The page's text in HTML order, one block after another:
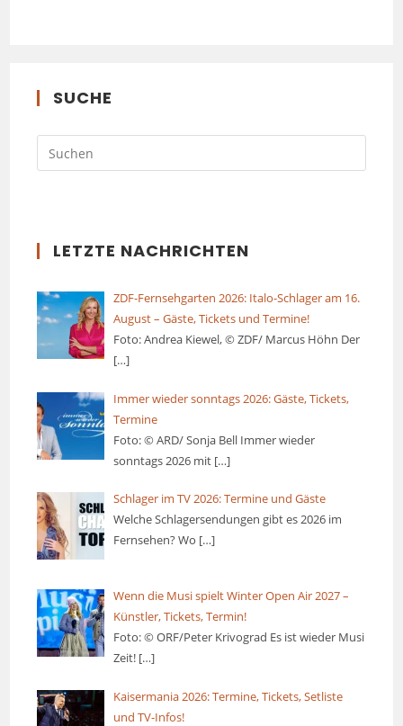
SUCHE
LETZTE NACHRICHTEN
ZDF-Fernsehgarten 2026: Italo-Schlager am 16.
August – Gäste, Tickets und Termine!
Foto: Andrea Kiewel, © ZDF/ Marcus Höhn Der
[…]
Immer wieder sonntags 2026: Gäste, Tickets,
Termine
Foto: © ARD/ Sonja Bell Immer wieder
sonntags 2026 mit […]
Schlager im TV 2026: Termine und Gäste
Welche Schlagersendungen gibt es 2026 im
Fernsehen? Wo […]
Wenn die Musi spielt Winter Open Air 2027 –
Künstler, Tickets, Termin!
Foto: © ORF/Peter Krivograd Es ist wieder Musi
Zeit! […]
Kaisermania 2026: Termine, Tickets, Setliste
und TV-Infos!